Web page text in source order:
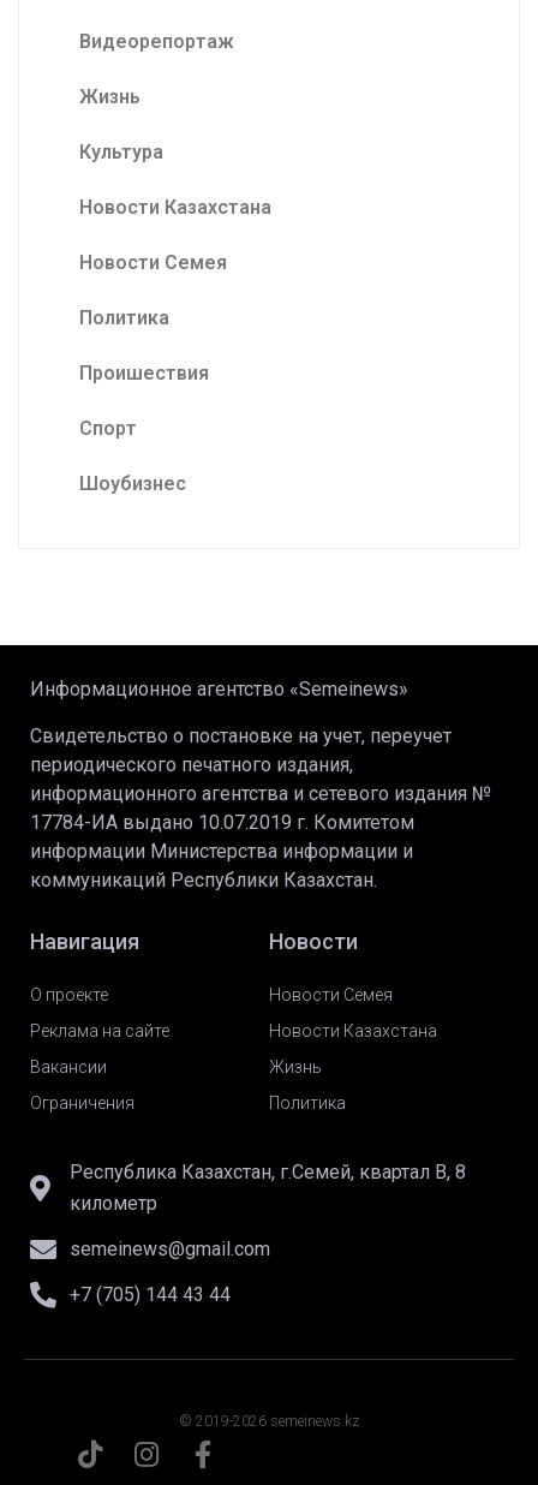
Видеорепортаж
Жизнь
Культура
Новости Казахстана
Новости Семея
Политика
Проишествия
Спорт
Шоубизнес
Информационное агентство «Semeinews»
Свидетельство о постановке на учет, переучет
периодического печатного издания,
информационного агентства и сетевого издания №
17784-ИА выдано 10.07.2019 г. Комитетом
информации Министерства информации и
коммуникаций Республики Казахстан.
Навигация
О проекте
Реклама на сайте
Вакансии
Ограничения
Новости
Новости Семея
Новости Казахстана
Жизнь
Политика
Республика Казахстан, г.Семей, квартал В, 8
километр
semeinews@gmail.com
+7 (705) 144 43 44
© 2019-2026 semeinews.kz